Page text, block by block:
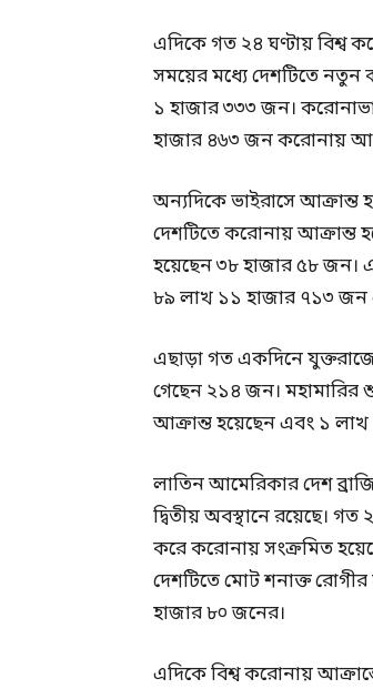
এদিকে গত ২৪ ঘণ্টায় বিশ্ব
সময়ের মধ্যে দেশটিতে নতুন
১ হাজার ৩৩৩ জন।
হাজার ৪৬৩ জন করোনায়
অন্যদিকে ভাইরাসে আক্রান্ত
দেশটিতে করোনায় আক্রান্ত
হয়েছেন ৩৮ হাজার ৫৮ জন।
৮৯ লাখ ১১ হাজার ৭১৩ জন
এছাড়া গত একদিনে
গেছেন ২১৪ জন।
আক্রান্ত হয়েছেন এবং ১
লাতিন আমেরিকার দেশ
দ্বিতীয় অবস্থানে রয়েছে।
করে করোনায় সংক্রমিত
দেশটিতে মোট শনাক্ত
হাজার ৮০ জনের।
এদিকে বিশ্ব করোনায়